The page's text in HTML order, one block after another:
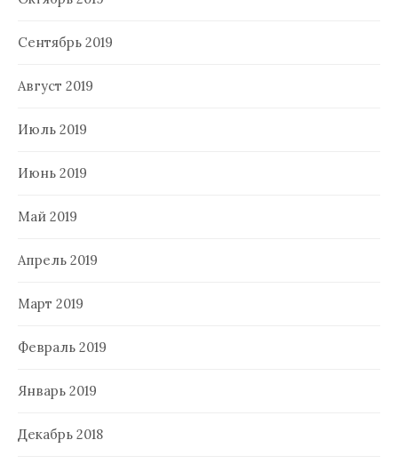
Сентябрь 2019
Август 2019
Июль 2019
Июнь 2019
Май 2019
Апрель 2019
Март 2019
Февраль 2019
Январь 2019
Декабрь 2018